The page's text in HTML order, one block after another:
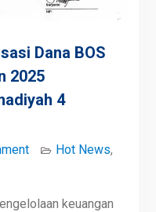
Dana BOS
2025
4
Hot News,
keuangan